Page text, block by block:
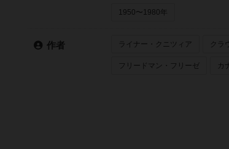
1950〜1980年
作者 ライナー・クニツィア クラ
フリードマン・フリーゼ カ